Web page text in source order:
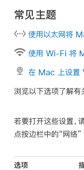
常见主题
使用以太网将
使用 Wi-Fi 将
在 Mac 上设置
浏览以下选项了解有
若要打开这些设置，
点按边栏中的“网络”
选项